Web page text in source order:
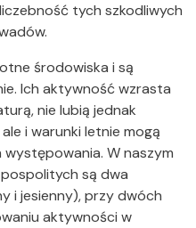
tych szkodliwych
środowiska i są
Ich aktywność wzrasta
nie lubią jednak
i warunki letnie mogą
W naszym
są dwa
i jesienny), przy dwóch
aktywności w